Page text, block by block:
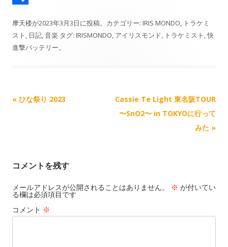
o
k
o
d
y
L
a
i
有
摩天楼が2023年3月3日に投稿。カテゴリー: IRIS MONDO, トラケミ
スト , 日記,音楽 タグ: IRISMONDO, アイリスモンド, トラケミスト ,快
進撃バッテリー。
記
ー
シ
ョ
ン
« ひな祭り 2023
Cassie Te Light 東名阪TOUR
〜SnO2〜 in TOKYOに行って
みた »
コメントを残す
メールアドレスが公開されることはありません。 ※ が付いてい
る欄は必須項目です
コメント ※